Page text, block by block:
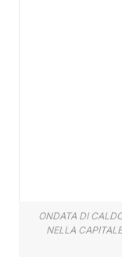
ONDATA DI
NELLA